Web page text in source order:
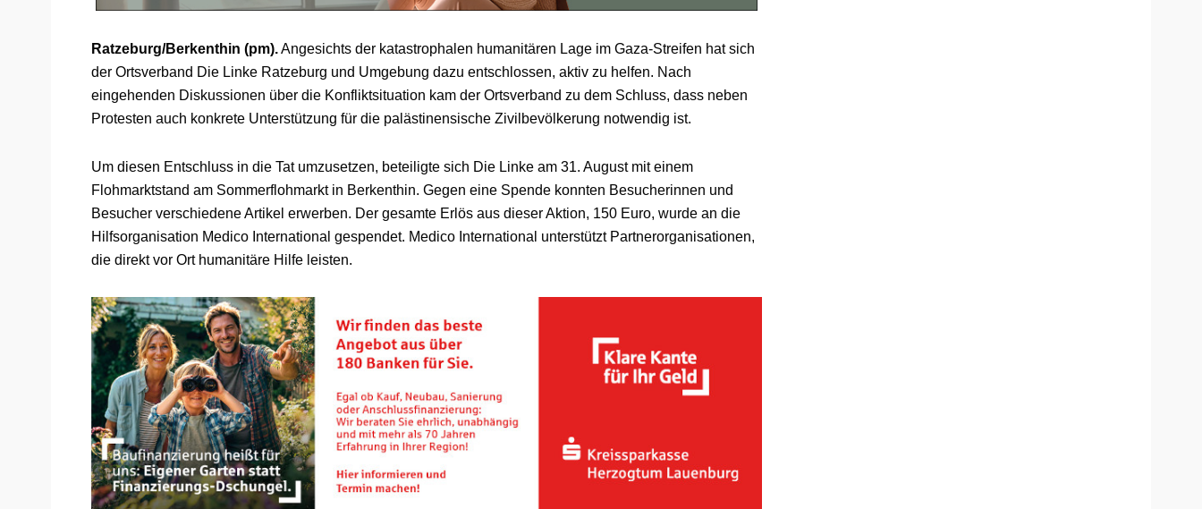
Ratzeburg/Berkenthin (pm).Angesichts der katastrophalen humanitären Lage im Gaza-Streifen hat sich
der Ortsverband Die Linke Ratzeburg und Umgebung dazu entschlossen, aktiv zu helfen. Nach
eingehenden Diskussionen über die Konfliktsituation kam der Ortsverband zu dem Schluss, dass neben
Protesten auch konkrete Unterstützung für die palästinensische Zivilbevölkerung notwendig ist.
Um diesen Entschluss in die Tat umzusetzen, beteiligte sich Die Linke am 31. August mit einem
Flohmarktstand am Sommerflohmarkt in Berkenthin. Gegen eine Spende konnten Besucherinnen und
Besucher verschiedene Artikel erwerben. Der gesamte Erlös aus dieser Aktion, 150 Euro, wurde an die
Hilfsorganisation Medico International gespendet. Medico International unterstützt Partnerorganisationen,
die direkt vor Ort humanitäre Hilfe leisten.